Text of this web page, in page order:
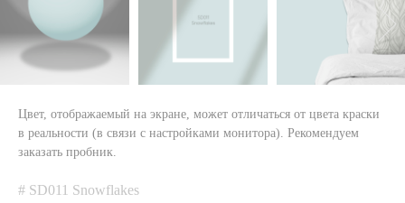
Цвет, отображаемый на экране, может отличаться от цвета краски
в реальности (в связи с настройками монитора). Рекомендуем
заказать пробник.
# SD011 Snowflakes